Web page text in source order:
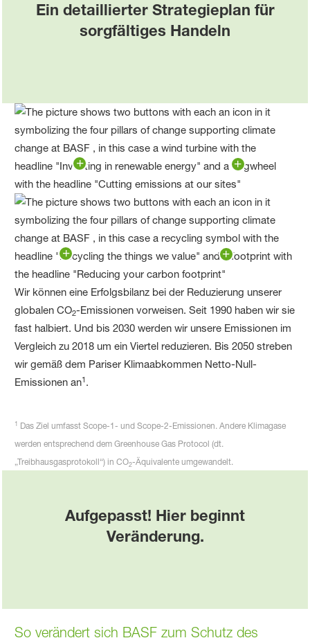
Ein detaillierter Strategieplan für
sorgfältiges Handeln
Wir können eine Erfolgsbilanz bei der Reduzierung unserer
globalen CO2-Emissionen vorweisen. Seit 1990 haben wir sie
fast halbiert. Und bis 2030 werden wir unsere Emissionen im
Vergleich zu 2018 um ein Viertel reduzieren. Bis 2050 streben
wir gemäß dem Pariser Klimaabkommen Netto-Null-
Emissionen an1 .
1 Das Ziel umfasst Scope-1- und Scope-2-Emissionen. Andere Klimagase
werden entsprechend dem Greenhouse Gas Protocol (dt.
„Treibhausgasprotokoll“) in CO2-Äquivalente umgewandelt.
Aufgepasst! Hier beginnt
Veränderung.
So verändert sich BASF zum Schutz des